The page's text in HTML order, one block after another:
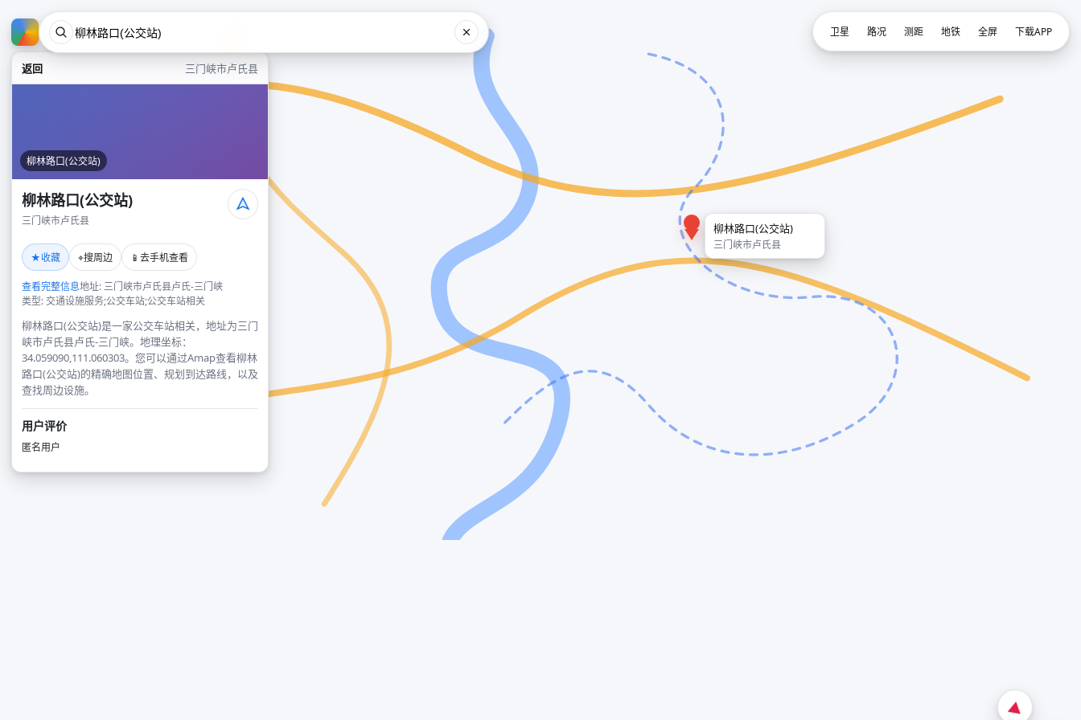
返回 三门峡市卢氏县
柳林路口(公交站)
柳林路口(公交站)
三门峡市卢氏县
★收藏 ⌖搜周边 📱 去手机查看
查看完整信息地址: 三门峡市卢氏县卢氏-三门峡
类型: 交通设施服务;公交车站;公交车站相关
柳林路口(公交站)是一家公交车站相关，地址为三门
峡市卢氏县卢氏-三门峡。地理坐标：
34.059090,111.060303。您可以通过Amap查看柳林
路口(公交站)的精确地图位置、规划到达路线，以及
查找周边设施。
用户评价
匿名用户
柳林路口(公交站)
三门峡市卢氏县
卫星 路况 测距 地铁 全屏 下载APP